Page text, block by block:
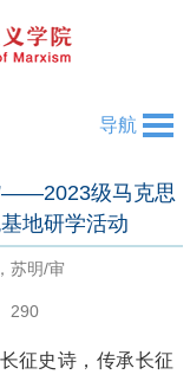
导航
级马克思
地研学活动
苏明/审
290
征史诗，传承长征